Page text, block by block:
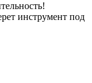
инструмент под